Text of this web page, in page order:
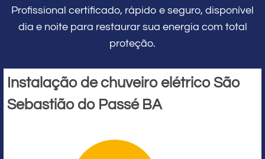
Profissional certificado, rápido e seguro, disponível
dia e noite para restaurar sua energia com total
proteção.
Instalação de chuveiro elétrico São
Sebastião do Passé BA